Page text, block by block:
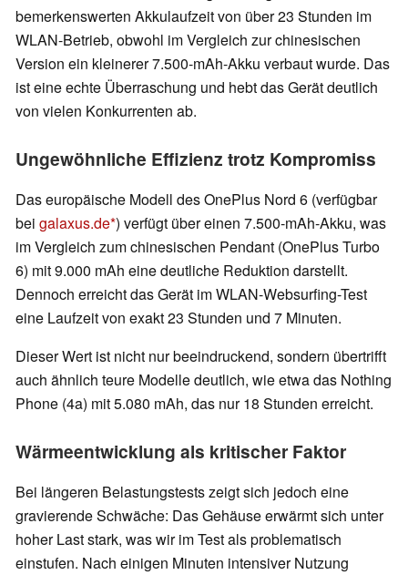
bemerkenswerten Akkulaufzeit von über 23 Stunden im
WLAN-Betrieb, obwohl im Vergleich zur chinesischen
Version ein kleinerer 7.500-mAh-Akku verbaut wurde. Das
ist eine echte Überraschung und hebt das Gerät deutlich
von vielen Konkurrenten ab.
Ungewöhnliche Effizienz trotz Kompromiss
Das europäische Modell des OnePlus Nord 6 (verfügbar
bei galaxus.de ) verfügt über einen 7.500-mAh-Akku, was
im Vergleich zum chinesischen Pendant (OnePlus Turbo
6) mit 9.000 mAh eine deutliche Reduktion darstellt.
Dennoch erreicht das Gerät im WLAN-Websurfing-Test
eine Laufzeit von exakt 23 Stunden und 7 Minuten.
Dieser Wert ist nicht nur beeindruckend, sondern übertrifft
auch ähnlich teure Modelle deutlich, wie etwa das Nothing
Phone (4a) mit 5.080 mAh, das nur 18 Stunden erreicht.
Wärmeentwicklung als kritischer Faktor
Bei längeren Belastungstests zeigt sich jedoch eine
gravierende Schwäche: Das Gehäuse erwärmt sich unter
hoher Last stark, was wir im Test als problematisch
einstufen. Nach einigen Minuten intensiver Nutzung